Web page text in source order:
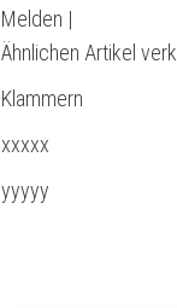
Melden |
Ähnlichen Artikel
Klammern
xxxxx
yyyyy